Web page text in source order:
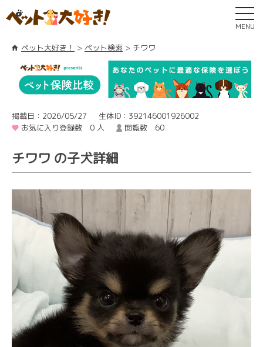
MENU
ペット大好き！ ペット検索 チワワ
掲載日：2026/05/27
生体ID：392146001926002
お気に入り登録数 0 人
閲覧数 60
チワワ の子犬詳細